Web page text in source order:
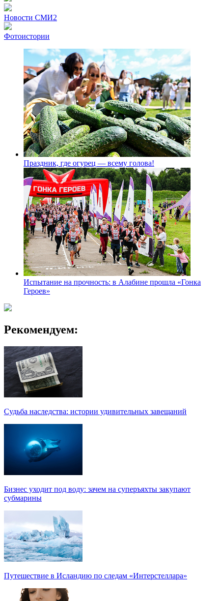
Новости СМИ2
Фотоистории
Праздник, где огурец — всему голова!
Испытание на прочность: в Алабине прошла «Гонка
Героев»
Рекомендуем:
Судьба наследства: истории удивительных завещаний
Бизнес уходит под воду: зачем на суперъяхты закупают
субмарины
Путешествие в Исландию по следам «Интерстеллара»